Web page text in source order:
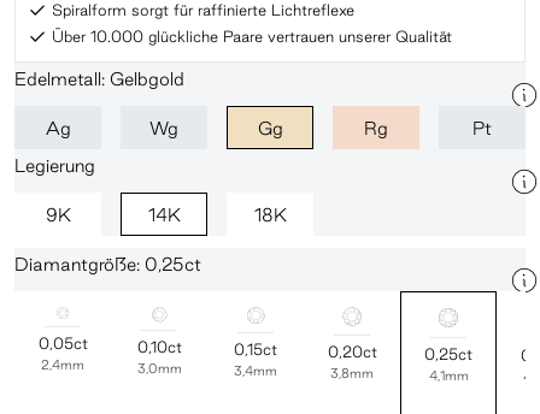
Spiralform sorgt für raffinierte Lichtreflexe
Über 10.000 glückliche Paare vertrauen unserer Qualität
Edelmetall: Gelbgold
Ag Wg Gg Rg
Pt
Legierung
9K 14K 18K
Diamantgröße: 0,25ct
0,05ct
2,4mm
0,10ct
3,0mm
0,15ct
3,4mm
0,20ct
3,8mm
0,25ct
4,1mm